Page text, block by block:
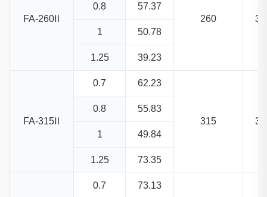
FA-260Ⅱ 260
0.8 57.37
1 50.78
1.25 39.23
FA-315Ⅱ
0.7 62.23
315
0.8 55.83
1 49.84
1.25 73.35
0.7 73.13